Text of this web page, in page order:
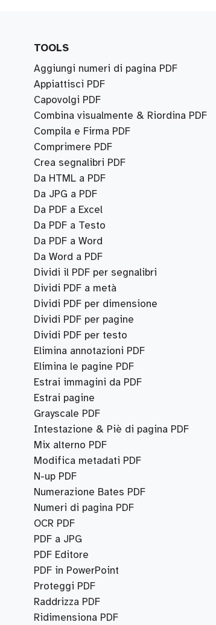
TOOLS
Aggiungi numeri di pagina PDF
Appiattisci PDF
Capovolgi PDF
Combina visualmente & Riordina PDF
Compila e Firma PDF
Comprimere PDF
Crea segnalibri PDF
Da HTML a PDF
Da JPG a PDF
Da PDF a Excel
Da PDF a Testo
Da PDF a Word
Da Word a PDF
Dividi il PDF per segnalibri
Dividi PDF a metà
Dividi PDF per dimensione
Dividi PDF per pagine
Dividi PDF per testo
Elimina annotazioni PDF
Elimina le pagine PDF
Estrai immagini da PDF
Estrai pagine
Grayscale PDF
Intestazione & Piè di pagina PDF
Mix alterno PDF
Modifica metadati PDF
N-up PDF
Numerazione Bates PDF
Numeri di pagina PDF
OCR PDF
PDF a JPG
PDF Editore
PDF in PowerPoint
Proteggi PDF
Raddrizza PDF
Ridimensiona PDF